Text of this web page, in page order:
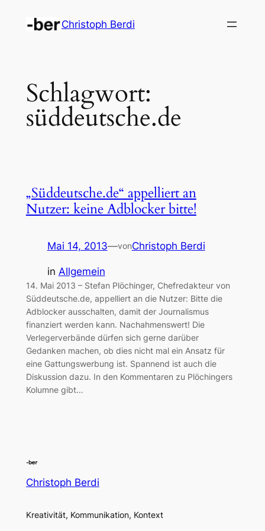
Inhalt
Christoph Berdi
Schlagwort:
süddeutsche.de
„Süddeutsche.de“ appelliert an
Nutzer: keine Adblocker bitte!
Mai 14, 2013—vonChristoph Berdi
in Allgemein
14. Mai 2013 – Stefan Plöchinger, Chefredakteur von
Süddeutsche.de, appelliert an die Nutzer: Bitte die
Adblocker ausschalten, damit der Journalismus
finanziert werden kann. Nachahmenswert! Die
Verlegerverbände dürfen sich gerne darüber
Gedanken machen, ob dies nicht mal ein Ansatz für
eine Gattungswerbung ist. Spannend ist auch die
Diskussion dazu. In den Kommentaren zu Plöchingers
Kolumne gibt…
Christoph Berdi
Kreativität, Kommunikation, Kontext